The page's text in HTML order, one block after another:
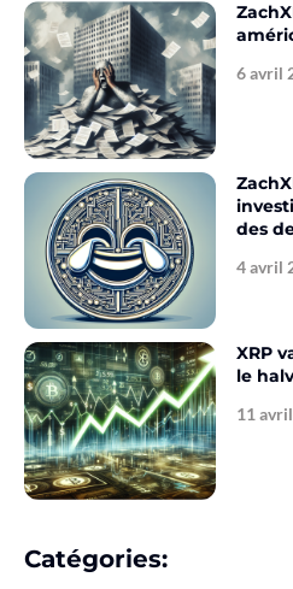
6 avril
des
4 avril
XRP
le
11
Catégories: